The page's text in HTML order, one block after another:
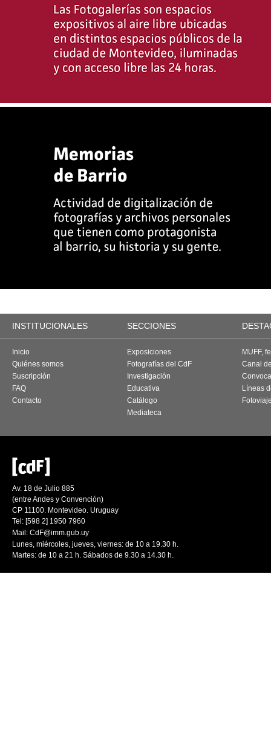
INSTITUCIONALES SECCIONES
Inicio
Quiénes somos
Suscripción
FAQ
Contacto
Exposiciones
Fotografías del CdF
Investigación
Educativa
Catálogo
Mediateca
MUFF,
Canal
Líneas
Av. 18 de Julio 885
(entre Andes y Convención)
CP 11100. Montevideo. Uruguay
Tel: [598 2] 1950 7960
Mail: CdF@imm.gub.uy
Lunes, miércoles, jueves, viernes: de 10 a 19.30 h.
Martes: de 10 a 21 h. Sábados de 9.30 a 14.30 h.